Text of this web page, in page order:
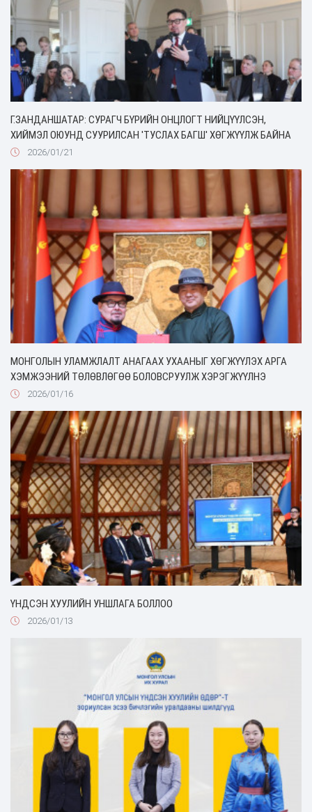
Г.ЗАНДАНШАТАР: СУРАГЧ БҮРИЙН ОНЦЛОГТ НИЙЦҮҮЛСЭН,
ХИЙМЭЛ ОЮУНД СУУРИЛСАН 'ТУСЛАХ БАГШ' ХӨГЖҮҮЛЖ БАЙНА
2026/01/21
МОНГОЛЫН УЛАМЖЛАЛТ АНАГААХ УХААНЫГ ХӨГЖҮҮЛЭХ АРГА
ХЭМЖЭЭНИЙ ТӨЛӨВЛӨГӨӨ БОЛОВСРУУЛЖ ХЭРЭГЖҮҮЛНЭ
2026/01/16
ҮНДСЭН ХУУЛИЙН УНШЛАГА БОЛЛОО
2026/01/13